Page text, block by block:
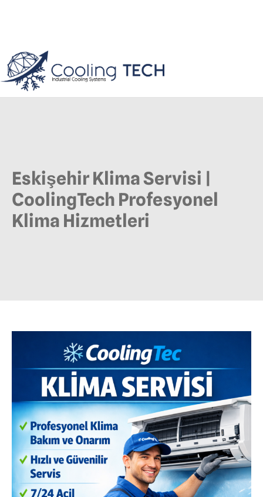
Eskişehir Klima Servisi |
CoolingTech Profesyonel
Klima Hizmetleri